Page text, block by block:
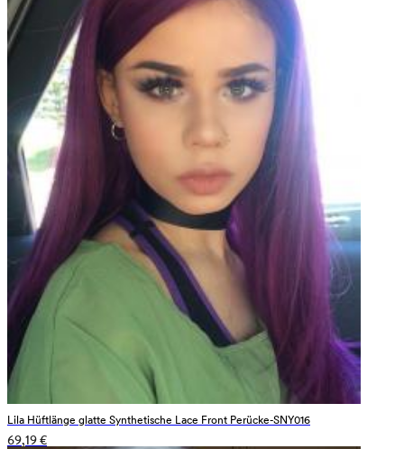
Lila Hüftlänge glatte Synthetische Lace Front Perücke-SNY016
69,19 €